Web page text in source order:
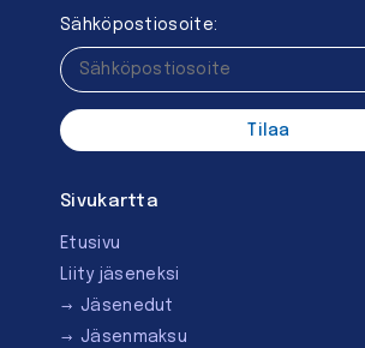
Sähköpostiosoite:
Sivukartta
Etusivu
Liity jäseneksi
Jäsenedut
Jäsenmaksu